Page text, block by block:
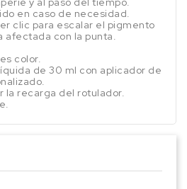
en caso de necesidad.
clic para escalar el pigmento
afectada con la punta.
color.
de 30 ml con aplicador de
la recarga del rotulador.